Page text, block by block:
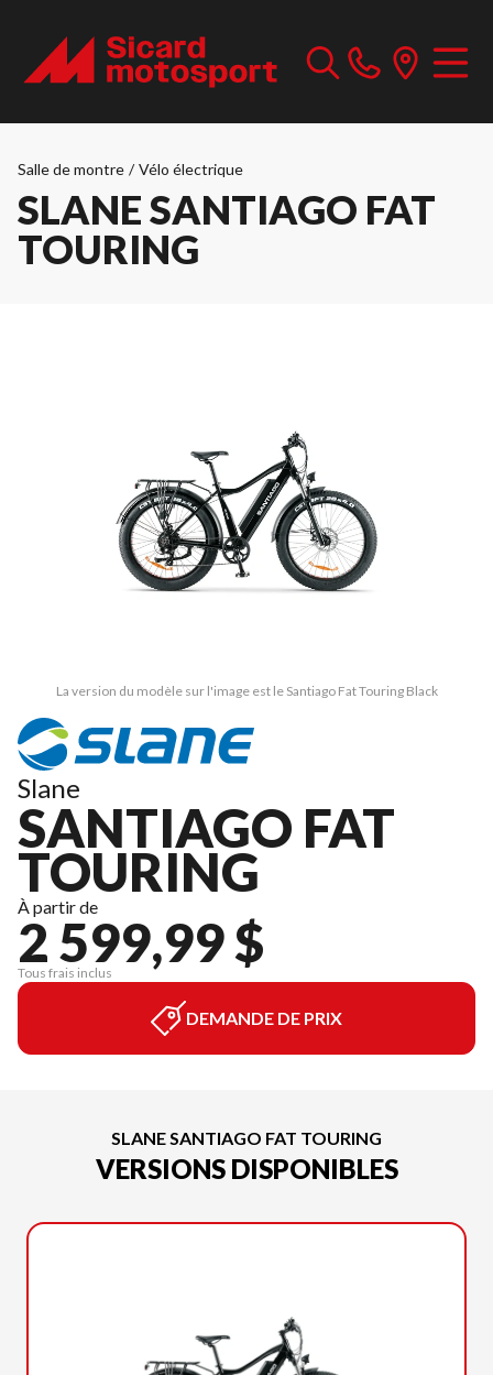
Salle de montre / Vélo électrique
SLANE SANTIAGO FAT
TOURING
La version du modèle sur l'image est le Santiago Fat Touring Black
Slane
SANTIAGO FAT
TOURING
À partir de
2 599,99 $
Tous frais inclus
DEMANDE DE PRIX
SLANE SANTIAGO FAT TOURING
VERSIONS DISPONIBLES